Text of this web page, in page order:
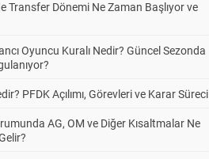
Transfer Dönemi Ne Zaman Başlıyor ve
Oyuncu Kuralı Nedir? Güncel Sezonda
PFDK Açılımı, Görevleri ve Karar Süreci
AG, OM ve Diğer Kısaltmalar Ne